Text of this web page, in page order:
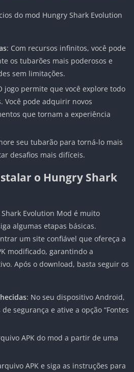
do mod Hungry Shark Evolution
: Com recursos infinitos, você pode
os tubarões mais poderosos e
sem limitações.
jogo permite que você explore todo
Você pode adquirir novos
que tornam a experiência
seu tubarão para torná-lo mais
desafios mais difíceis.
o Hungry Shark
Evolution Mod é muito
algumas etapas básicas.
um site confiável que ofereça a
modificado, garantindo a
Após o download, basta seguir os
: No seu dispositivo Android,
segurança e ative a opção “Fontes
APK do mod a partir de uma
APK e siga as instruções para